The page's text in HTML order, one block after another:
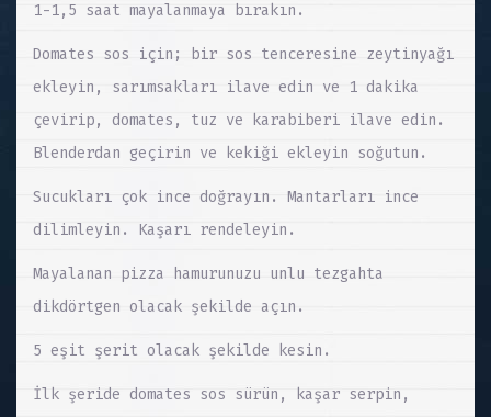
1-1,5 saat mayalanmaya bırakın.
Domates sos için; bir sos tenceresine zeytinyağı
ekleyin, sarımsakları ilave edin ve 1 dakika
çevirip, domates, tuz ve karabiberi ilave edin.
Blenderdan geçirin ve kekiği ekleyin soğutun.
Sucukları çok ince doğrayın. Mantarları ince
dilimleyin. Kaşarı rendeleyin.
Mayalanan pizza hamurunuzu unlu tezgahta
dikdörtgen olacak şekilde açın.
5 eşit şerit olacak şekilde kesin.
İlk şeride domates sos sürün, kaşar serpin,